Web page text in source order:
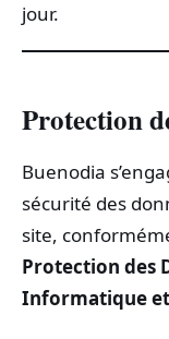
jour.
Protection
Buenodia
sécurité des
site,
Protection des
Informatique